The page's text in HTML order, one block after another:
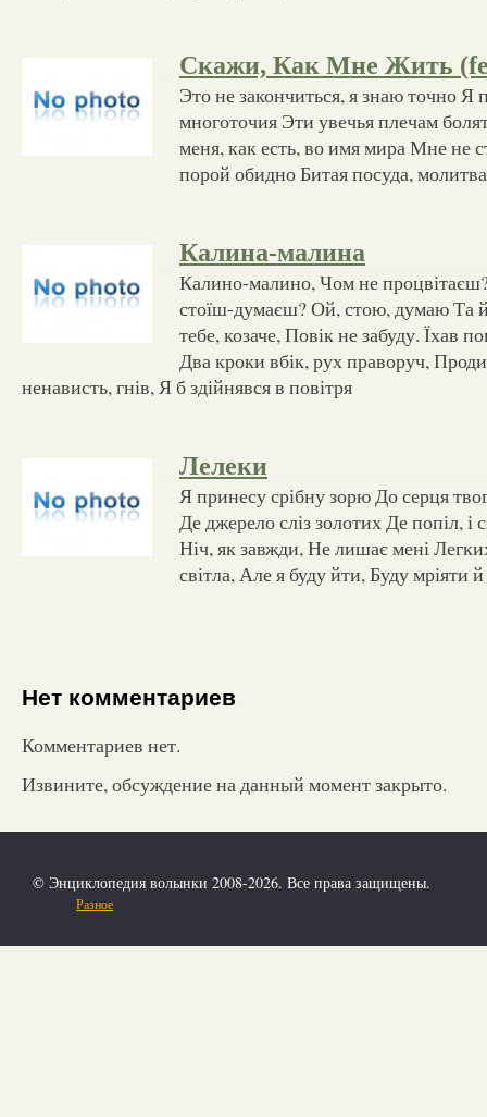
Скажи, Как Мне Жить
Это не закончиться, я знаю точно
многоточия Эти увечья плечам
меня, как есть, во имя мира Мне не
порой обидно Битая посуда,
Калина-малина
Калино-малино, Чом не
стоїш-думаєш? Ой, стою, думаю Та
тебе, козаче, Повік не забуду. Їхав
Два кроки вбік, рух праворуч,
ненависть, гнів, Я б здійнявся в повітря
Лелеки
Я принесу срібну зорю До серця
Де джерело сліз золотих Де попіл, і
Ніч, як завжди, Не лишає мені
світла, Але я буду йти, Буду мріяти й
Нет комментариев
Комментариев нет.
Извините, обсуждение на данный момент закрыто.
© Энциклопедия волынки 2008-2026. Все права защищены.
Разное